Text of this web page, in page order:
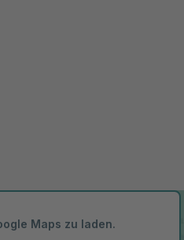
Maps zu laden.